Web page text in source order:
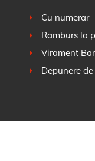
Cu numerar
Ramburs la
Virament
Depunere